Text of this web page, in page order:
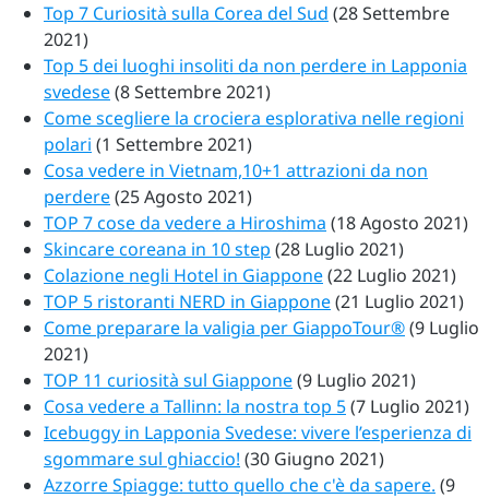
Top 7 Curiosità sulla Corea del Sud (28 Settembre
2021)
Top 5 dei luoghi insoliti da non perdere in Lapponia
svedese(8 Settembre 2021)
Come scegliere la crociera esplorativa nelle regioni
polari (1 Settembre 2021)
Cosa vedere in Vietnam,10+1 attrazioni da non
perdere(25 Agosto 2021)
TOP 7 cose da vedere a Hiroshima (18 Agosto 2021)
Skincare coreana in 10 step (28 Luglio 2021)
Colazione negli Hotel in Giappone(22 Luglio 2021)
TOP 5 ristoranti NERD in Giappone(21 Luglio 2021)
Come preparare la valigia per GiappoTour®(9 Luglio
2021)
TOP 11 curiosità sul Giappone(9 Luglio 2021)
Cosa vedere a Tallinn: la nostra top 5(7 Luglio 2021)
Icebuggy in Lapponia Svedese: vivere l’esperienza di
sgommare sul ghiaccio! (30 Giugno 2021)
Azzorre Spiagge: tutto quello che c'è da sapere. (9